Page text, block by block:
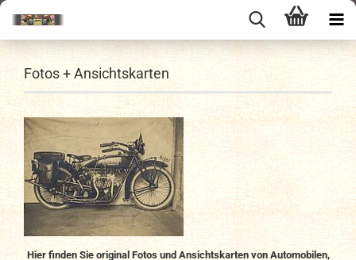
Fotos + Ansichtskarten
Hier finden Sie original Fotos und Ansichtskarten von Automobilen,